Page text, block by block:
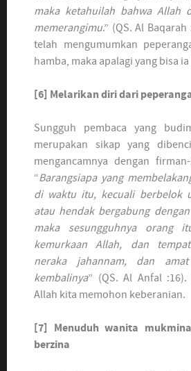
maka ketahuilah bahwa Allah
memerangimu.” (QS. Al
telah mengumumkan
hamba, maka apalagi yang bisa
[6] Melarikan diri dari
Sungguh pembaca yang
merupakan sikap yang
mengancamnya dengan
“Barangsiapa yang
di waktu itu, kecuali berbelok
atau hendak bergabung
maka sesungguhnya orang
kemurkaan Allah, dan
neraka jahannam, dan
kembalinya” (QS. Al Anfal
Allah kita memohon keberanian.
[7] Menuduh wanita muk
berzina